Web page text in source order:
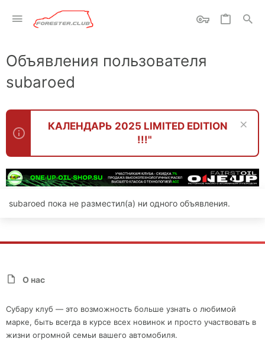
Объявления пользователя
subaroed
КАЛЕНДАРЬ 2025 LIMITED EDITION
!!!"
subaroed пока не разместил(а) ни одного объявления.
О нас
Субару клуб — это возможность больше узнать о любимой
марке, быть всегда в курсе всех новинок и просто участвовать в
жизни огромной семьи вашего автомобиля.